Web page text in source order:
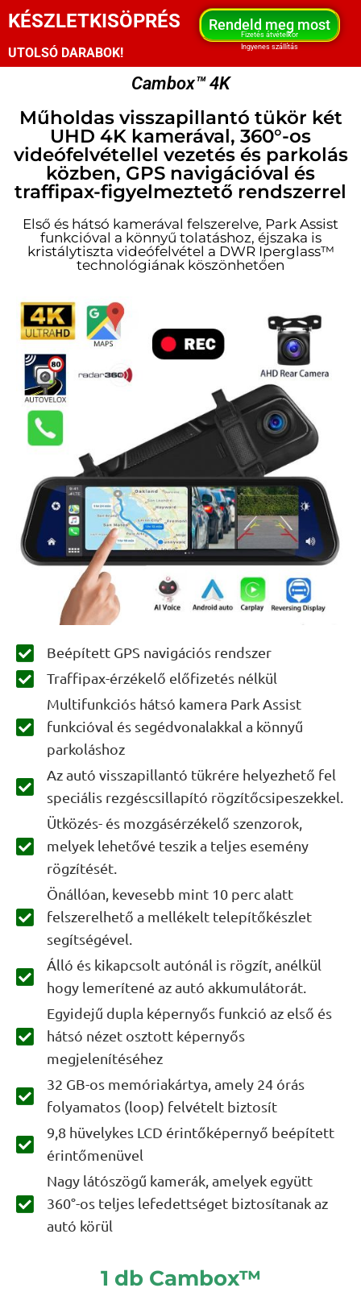
KÉSZLETKISÖPRÉS
UTOLSÓ DARABOK!
Rendeld meg most
Fizetés átvételkor
Ingyenes szállítás
Cambox™ 4K
Műholdas visszapillantó tükör két
UHD 4K kamerával, 360°-os
videófelvétellel vezetés és parkolás
közben, GPS navigációval és
traffipax-figyelmeztető rendszerrel
Első és hátsó kamerával felszerelve, Park Assist
funkcióval a könnyű tolatáshoz, éjszaka is
kristálytiszta videófelvétel a DWR Iperglass™
technológiának köszönhetően
Beépített GPS navigációs rendszer
Traffipax-érzékelő előfizetés nélkül
Multifunkciós hátsó kamera Park Assist
funkcióval és segédvonalakkal a könnyű
parkoláshoz
Az autó visszapillantó tükrére helyezhető fel
speciális rezgéscsillapító rögzítőcsipeszekkel.
Ütközés- és mozgásérzékelő szenzorok,
melyek lehetővé teszik a teljes esemény
rögzítését.
Önállóan, kevesebb mint 10 perc alatt
felszerelhető a mellékelt telepítőkészlet
segítségével.
Álló és kikapcsolt autónál is rögzít, anélkül
hogy lemerítené az autó akkumulátorát.
Egyidejű dupla képernyős funkció az első és
hátsó nézet osztott képernyős
megjelenítéséhez
32 GB-os memóriakártya, amely 24 órás
folyamatos (loop) felvételt biztosít
9,8 hüvelykes LCD érintőképernyő beépített
érintőmenüvel
Nagy látószögű kamerák, amelyek együtt
360°-os teljes lefedettséget biztosítanak az
autó körül
1 db Cambox™